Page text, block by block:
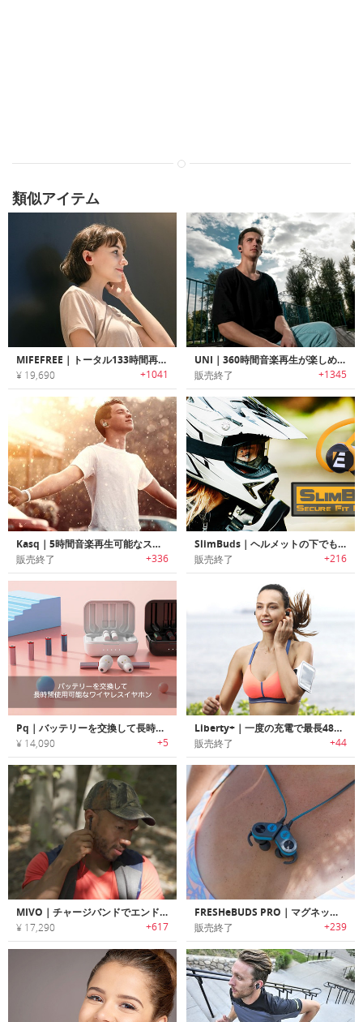
類似アイテム
MIFEFREE｜トータル133時間再生可能な長寿命バッテリー搭載ワイヤレスイヤホン「ミーフェフリー」
¥ 19,690 +1041
UNI｜360時間音楽再生が楽しめる高機能Bluetooth5.0ワイヤレスイヤホン「ユニ」
販売終了 +1345
Kasq｜5時間音楽再生可能なスポーツワイヤレスイヤホン「カスク」
販売終了 +336
SlimBuds｜ヘルメットの下でも装着可能でバイクライドに最適なハンドルバーコントローラ付きBluetoothワイヤレスイヤホン「スリムバッズ」
販売終了 +216
Pq｜バッテリーを交換して長時間使用可能なワイヤレスイヤホン「ピーキュー」
¥ 14,090 +5
Liberty+｜一度の充電で最長48時間使用可能なワイヤレスイヤホン「リバティプラス」
販売終了 +44
MIVO｜チャージバンドでエンドレスに音楽を楽しめるワイヤレスイヤホン 「ミヴォー」
¥ 17,290 +617
FRESHeBUDS PRO｜マグネット内蔵Bluetoothワイヤレスイヤホン「フレッシーバッズプロ」
販売終了 +239